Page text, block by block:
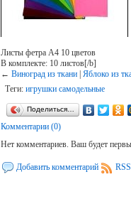
Листы фетра А4 10 цветов
В комплекте: 10 листов[/b]
← Виноград из ткани| Яблоко из
Теги: игрушки самодельные
Поделиться…
Комментарии (0)
Нет комментариев. Ваш будет
Добавить комментарий